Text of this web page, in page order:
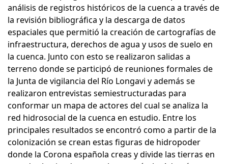
análisis de registros históricos de la cuenca a través de
la revisión bibliográfica y la descarga de datos
espaciales que permitió la creación de cartografías de
infraestructura, derechos de agua y usos de suelo en
la cuenca. Junto con esto se realizaron salidas a
terreno donde se participó de reuniones formales de
la Junta de vigilancia del Río Longavi y además se
realizaron entrevistas semiestructuradas para
conformar un mapa de actores del cual se analiza la
red hidrosocial de la cuenca en estudio. Entre los
principales resultados se encontró como a partir de la
colonización se crean estas figuras de hidropoder
donde la Corona española creas y divide las tierras en